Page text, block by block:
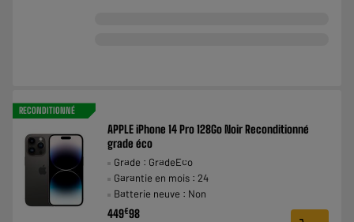
RECONDITIONNÉ
APPLE iPhone 14 Pro 128Go Noir Reconditionné
grade éco
Grade : GradeEco
Garantie en mois : 24
Batterie neuve : Non
449€98